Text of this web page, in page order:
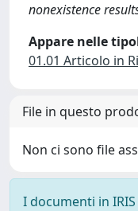
nonexistence
Appare nelle
01.01 Articolo in
File in questo
Non ci sono file
I documenti in